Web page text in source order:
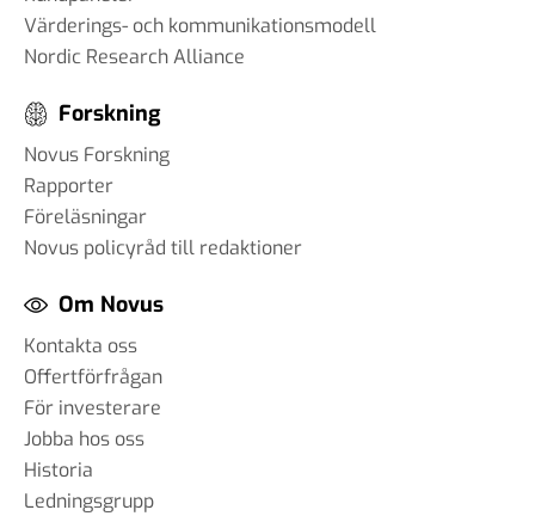
Värderings- och kommunikationsmodell
Nordic Research Alliance
Forskning
Novus Forskning
Rapporter
Föreläsningar
Novus policyråd till redaktioner
Om Novus
Kontakta oss
Offertförfrågan
För investerare
Jobba hos oss
Historia
Ledningsgrupp